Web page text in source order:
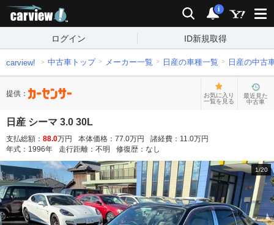
検索 通知
i
ログイン ID新規取得
carview! 中古車トップ メーカー一覧 日産の車種一覧 日産の中古
提供：
お気に入り
一覧を見る
最近見た
中古車
日産 シーマ 3.0 30L
支払総額： 88.0万円 本体価格： 77.0万円 諸経費： 11.0万円
年式： 1996年 走行距離： 不明 修復歴： なし
1/20